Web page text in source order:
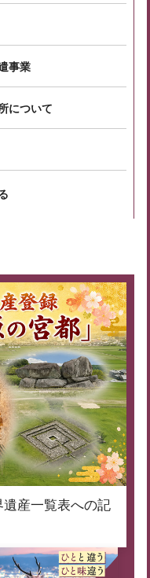
事業
について
遺産一覧表への記